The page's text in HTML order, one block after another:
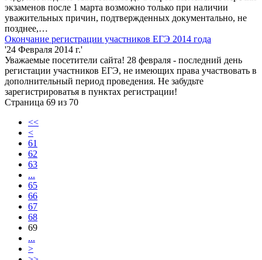
экзаменов после 1 марта возможно только при наличии
уважительных причин, подтвержденных документально, не
позднее,…
Окончание регистрации участников ЕГЭ 2014 года
'24 Февраля 2014 г.'
Уважаемые посетители сайта! 28 февраля - последний день
регистации участников ЕГЭ, не имеющих права участвовать в
дополнительный период проведения. Не забудьте
зарегистрироватья в пунктах регистрации!
Страница 69 из 70
<<
<
61
62
63
...
65
66
67
68
69
...
>